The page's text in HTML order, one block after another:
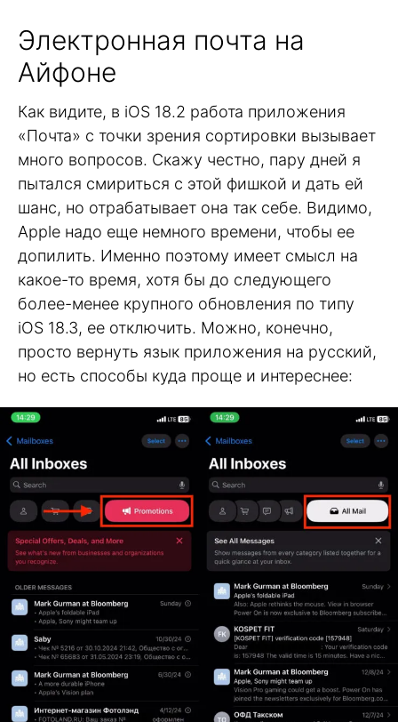
Электронная почта на
Айфоне
Как видите, в iOS 18.2 работа приложения
«Почта» с точки зрения сортировки вызывает
много вопросов. Скажу честно, пару дней я
пытался смириться с этой фишкой и дать ей
шанс, но отрабатывает она так себе. Видимо,
Apple надо еще немного времени, чтобы ее
допилить. Именно поэтому имеет смысл на
какое-то время, хотя бы до следующего
более-менее крупного обновления по типу
iOS 18.3, ее отключить. Можно, конечно,
просто вернуть язык приложения на русский,
но есть способы куда проще и интереснее: